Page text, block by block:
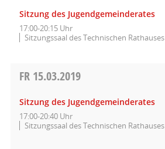
Sitzung des Jugendgemeinderates
17:00-20:15 Uhr
Sitzungssaal des Technischen Rathauses
FR 15.03.2019
Sitzung des Jugendgemeinderates
17:00-20:40 Uhr
Sitzungssaal des Technischen Rathauses